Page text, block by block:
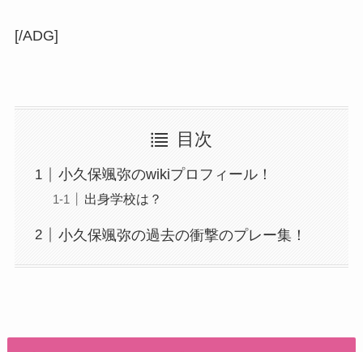
[/ADG]
目次
小久保颯弥のwikiプロフィール！
出身学校は？
小久保颯弥の過去の衝撃のプレー集！